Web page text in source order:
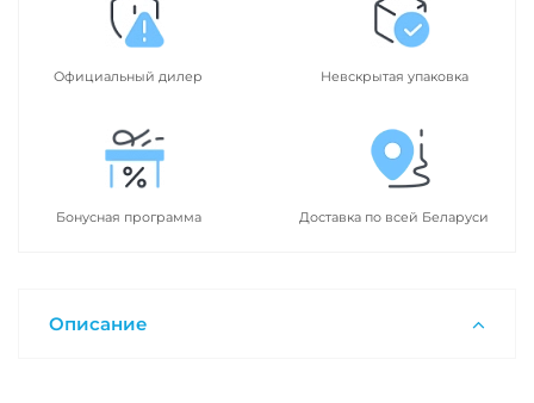
Официальный дилер Невскрытая упаковка
Бонусная программа Доставка по всей Беларуси
Описание